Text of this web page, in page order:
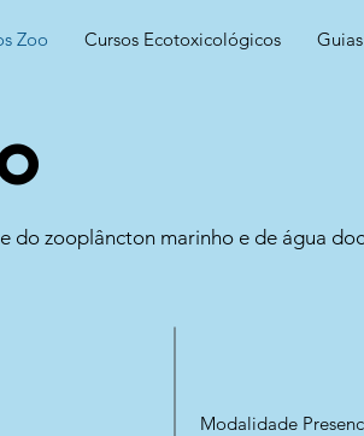
Zoo Cursos Ecotoxicológicos Guias
do zooplâncton marinho e de água
Modalidade